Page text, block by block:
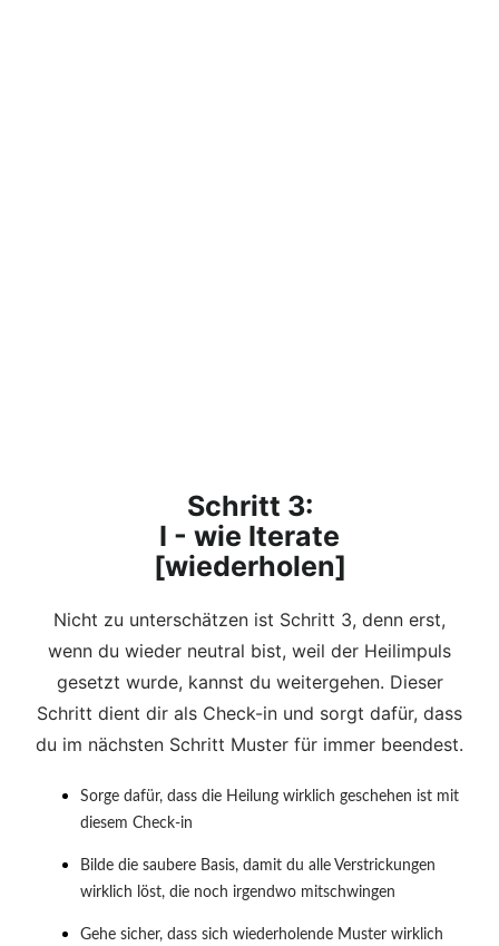
Schritt 3:
I - wie Iterate
[wiederholen]
Nicht zu unterschätzen ist Schritt 3, denn erst,
wenn du wieder neutral bist, weil der Heilimpuls
gesetzt wurde, kannst du weitergehen. Dieser
Schritt dient dir als Check-in und sorgt dafür, dass
du im nächsten Schritt Muster für immer beendest.
Sorge dafür, dass die Heilung wirklich geschehen ist mit
diesem Check-in
Bilde die saubere Basis, damit du alle Verstrickungen
wirklich löst, die noch irgendwo mitschwingen
Gehe sicher, dass sich wiederholende Muster wirklich